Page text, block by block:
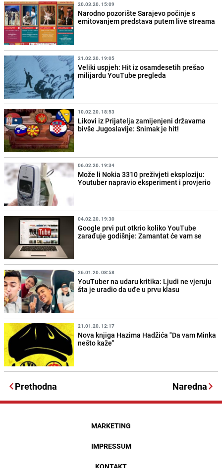
20.03.20. 15:09
Narodno pozorište Sarajevo počinje s
emitovanjem predstava putem live streama
21.02.20. 19:05
Veliki uspjeh: Hit iz osamdesetih prešao
milijardu YouTube pregleda
10.02.20. 18:53
Likovi iz Prijatelja zamijenjeni državama
bivše Jugoslavije: Snimak je hit!
06.02.20. 19:34
Može li Nokia 3310 preživjeti eksploziju:
Youtuber napravio eksperiment i provjerio
04.02.20. 19:30
Google prvi put otkrio koliko YouTube
zarađuje godišnje: Zamantat će vam se
26.01.20. 08:58
YouTuber na udaru kritika: Ljudi ne vjeruju
šta je uradio da uđe u prvu klasu
21.01.20. 12:17
Nova knjiga Hazima Hadžića "Da vam Minka
nešto kaže"
Prethodna Naredna
MARKETING
IMPRESSUM